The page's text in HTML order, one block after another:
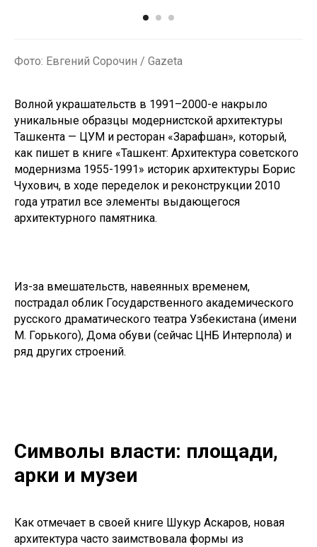
Фото: Евгений Сорочин / Gazeta
Волной украшательств в 1991–2000-е накрыло
уникальные образцы модернистской архитектуры
Ташкента — ЦУМ и ресторан «Зарафшан», который,
как пишет в книге «Ташкент: Архитектура советского
модернизма 1955-1991» историк архитектуры Борис
Чухович, в ходе переделок и реконструкции 2010
года утратил все элементы выдающегося
архитектурного памятника.
Из-за вмешательств, навеянных временем,
пострадал облик Государственного академического
русского драматического театра Узбекистана (имени
М. Горького), Дома обуви (сейчас ЦНБ Интерпола) и
ряд других строений.
Символы власти: площади,
арки и музеи
Как отмечает в своей книге Шукур Аскаров, новая
архитектура часто заимствовала формы из